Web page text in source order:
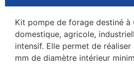
Kit pompe de forage destiné à
domestique, agricole,
intensif. Elle permet de réaliser
mm de diamètre intérieur